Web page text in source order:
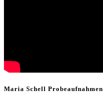
Maria Schell Probeaufnahmen